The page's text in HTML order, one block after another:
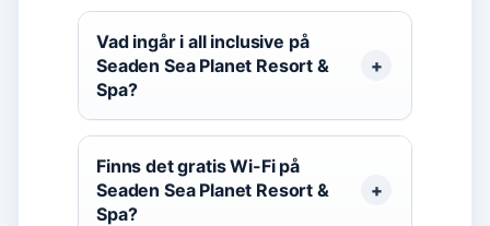
Vad ingår i all inclusive på
Seaden Sea Planet Resort &
Spa?
Finns det gratis Wi-Fi på
Seaden Sea Planet Resort &
Spa?